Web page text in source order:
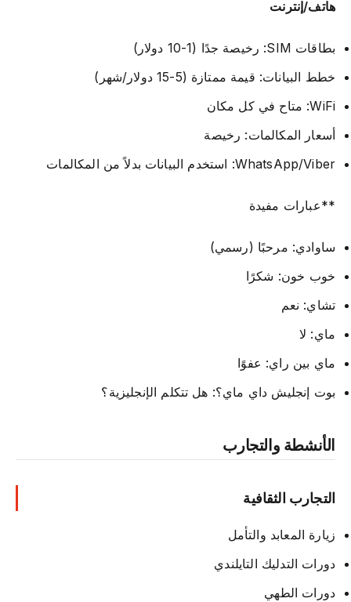
هاتف/إنترنت
بطاقات SIM: رخيصة جدًا (1-10 دولار)
خطط البيانات: قيمة ممتازة (5-15 دولار/شهر)
WiFi: متاح في كل مكان
أسعار المكالمات: رخيصة
WhatsApp/Viber: استخدم البيانات بدلاً من المكالمات
**عبارات مفيدة
ساوادي: مرحبًا (رسمي)
خوب خون: شكرًا
تشاي: نعم
ماي: لا
ماي بين راي: عفوًا
بوت إنجليش داي ماي؟: هل تتكلم الإنجليزية؟
الأنشطة والتجارب
التجارب الثقافية
زيارة المعابد والتأمل
دورات التدليك التايلندي
دورات الطهي